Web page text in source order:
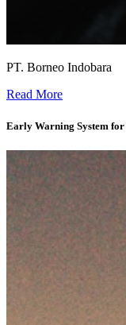
PT. Borneo Indobara
Real-time
Read More
Early Warning System